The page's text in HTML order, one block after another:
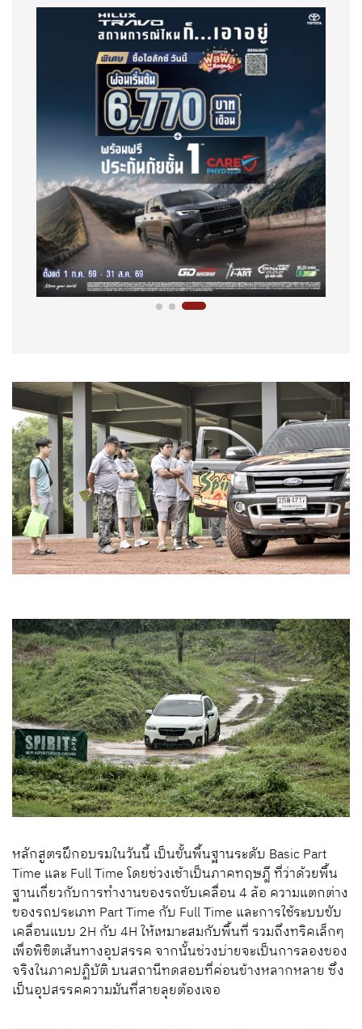
หลักสูตรฝึกอบรมในวันนี้ เป็นขั้นพื้นฐานระดับ Basic Part
Time และ Full Time โดยช่วงเช้าเป็นภาคทฤษฎี ที่ว่าด้วยพื้น
ฐานเกี่ยวกับการทำงานของรถขับเคลื่อน 4 ล้อ ความแตกต่าง
ของรถประเภท Part Time กับ Full Time และการใช้ระบบขับ
เคลื่อนแบบ 2H กับ 4H ให้เหมาะสมกับพื้นที่ รวมถึงทริคเล็กๆ
เพื่อพิชิตเส้นทางอุปสรรค จากนั้นช่วงบ่ายจะเป็นการลองของ
จริงในภาคปฏิบัติ บนสถานีทดสอบที่ค่อนข้างหลากหลาย ซึ่ง
เป็นอุปสรรคความมันที่สายลุยต้องเจอ